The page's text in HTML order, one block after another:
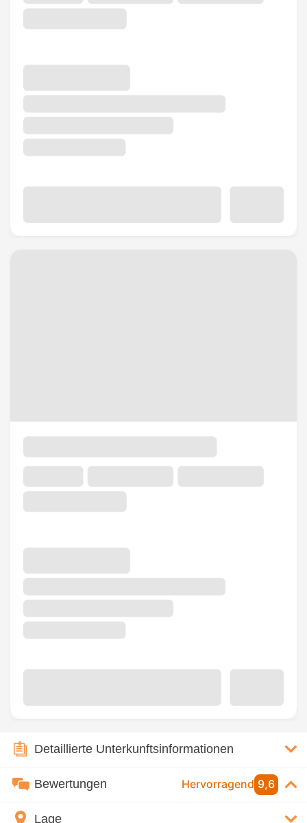
Detaillierte Unterkunftsinformationen
Bewertungen Hervorragend 9,6
Lage